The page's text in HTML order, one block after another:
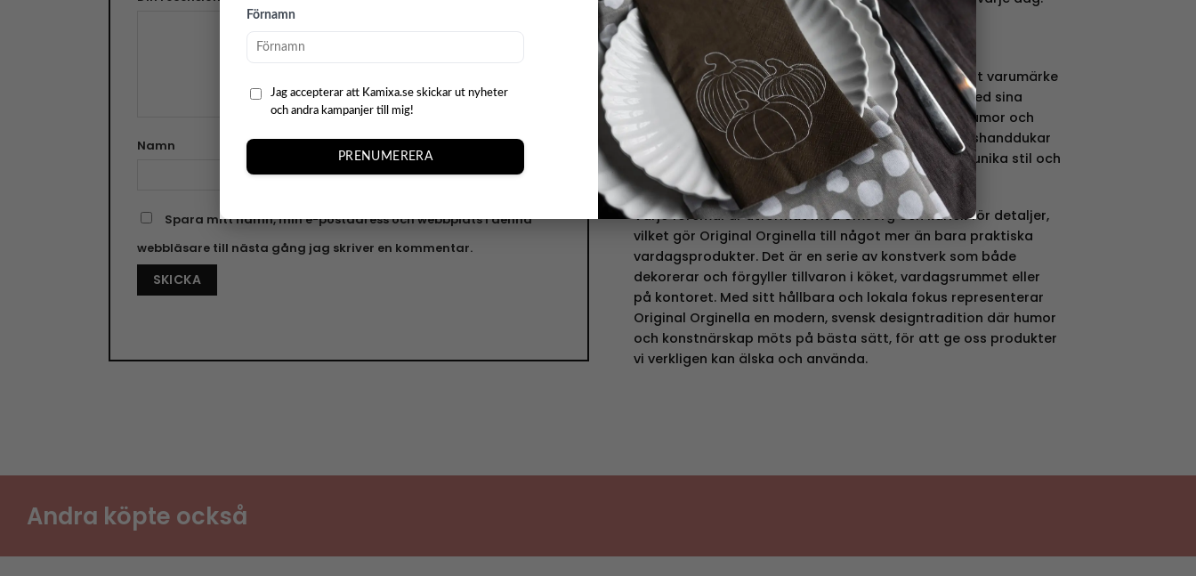
Förnamn
Jag accepterar att Kamixa.se skickar ut nyheter
och andra kampanjer till mig!
PRENUMERERA
Namn
Spara mitt namn, min e-postadress och webbplats i denna
webbläsare till nästa gång jag skriver en kommentar.
Varumärke
Original Orginella, signerat Pia Bergvall Lindén, är ett varumärke
som väcker leenden och sprider glädje i hemmen med sina
charmiga, handgjorda produkter. Pia kombinerar humor och
hantverkskänsla i allt från brickor, muggar och kökshanddukar
till disktrasor och posters – allt präglat av hennes unika stil och
lekfulla uttryck.
Varje föremål är utformat med omsorg och kärlek för detaljer,
vilket gör Original Orginella till något mer än bara praktiska
vardagsprodukter. Det är en serie av konstverk som både
dekorerar och förgyller tillvaron i köket, vardagsrummet eller
på kontoret. Med sitt hållbara och lokala fokus representerar
Original Orginella en modern, svensk designtradition där humor
och konstnärskap möts på bästa sätt, för att ge oss produkter
vi verkligen kan älska och använda.
Andra köpte också